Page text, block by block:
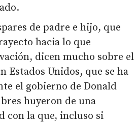
de padre e hijo, que
hacia lo que
dicen mucho sobre el
Estados Unidos, que se ha
el gobierno de Donald
huyeron de una
con la que, incluso si